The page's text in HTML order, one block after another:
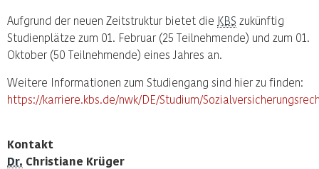
Aufgrund der neuen Zeitstruktur bietet die KBS zukünftig
Studienplätze zum 01. Februar (25 Teilnehmende) und zum 01.
Oktober (50 Teilnehmende) eines Jahres an.
Weitere Informationen zum Studiengang sind hier zu finden:
https://karriere.kbs.de/nwk/DE/Studium/
Kontakt
Dr. Christiane Krüger